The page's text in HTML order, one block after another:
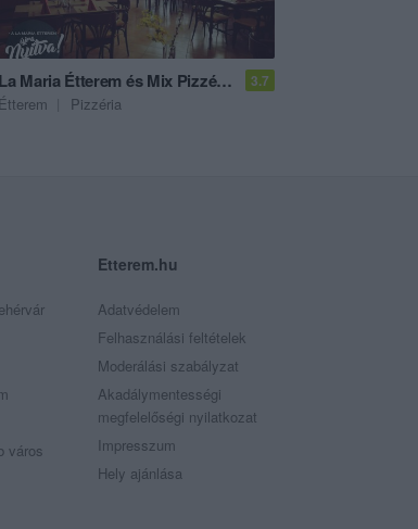
La Maria Étterem és Mix Pizzéria 3.7
Étterem Pizzéria
város
Etterem.hu
Adatvédelem
Felhasználási feltételek
Moderálási szabályzat
Akadálymentességi
megfelelőségi nyilatkozat
Impresszum
Hely ajánlása